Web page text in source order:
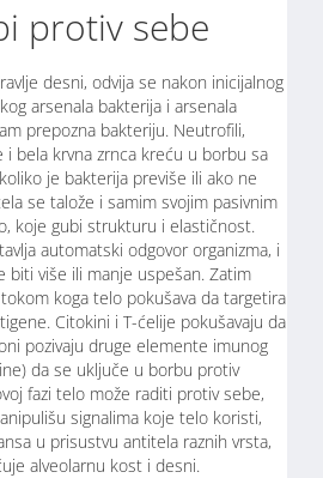
protiv sebe
desni, odvija se nakon inicijalnog
arsenala bakterija i arsenala
prepozna bakteriju. Neutrofili,
i bela krvna zrnca kreću u borbu sa
je bakterija previše ili ako ne
se talože i samim svojim pasivnim
koje gubi strukturu i elastičnost.
automatski odgovor organizma, i
biti više ili manje uspešan. Zatim
koga telo pokušava da targetira
Citokini i T-ćelije pokušavaju da
pozivaju druge elemente imunog
da se uključe u borbu protiv
fazi telo može raditi protiv sebe,
signalima koje telo koristi,
u prisustvu antitela raznih vrsta,
alveolarnu kost i desni.